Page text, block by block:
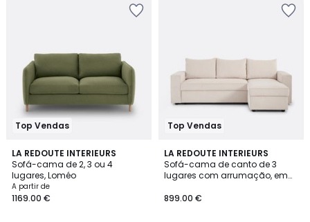
Top Vendas
LA REDOUTE INTERIEURS
Sofá-cama de 2, 3 ou 4
lugares, Loméo
A partir de
1169.00 €
4
/
5
6
Cores
Top Vendas
LA REDOUTE INTERIEURS
Sofá-cama de canto de 3
lugares com arrumação, em
899.00 €
1
/
5
2
Cores